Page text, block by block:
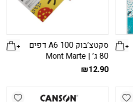
סקטצ’בוק A6 100 דפים
80 ג’ | Mont Marte
₪12.90
Add wishlist